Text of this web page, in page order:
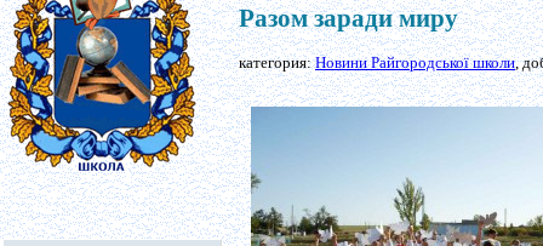
Разом заради миру
категория:Новини Райгородської школи,